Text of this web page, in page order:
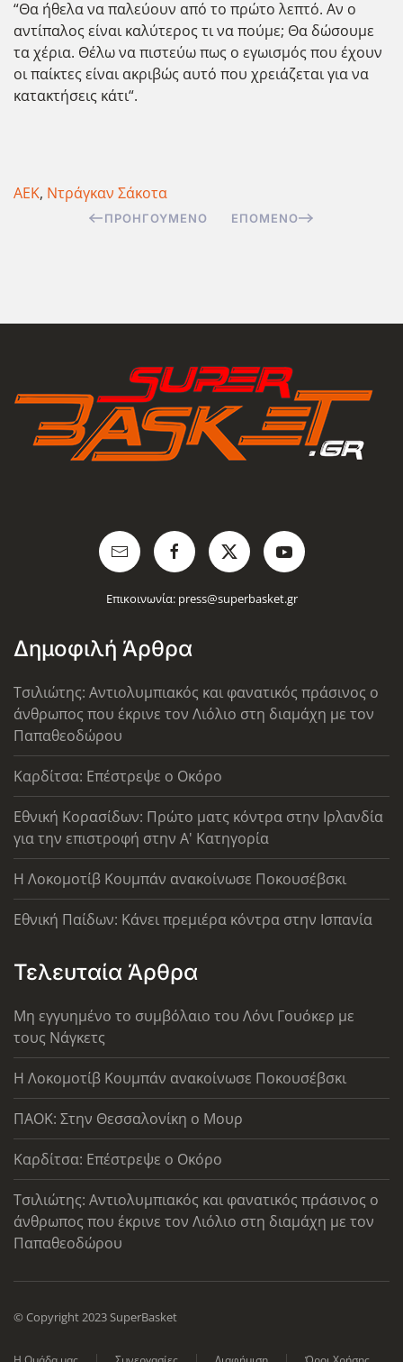
“Θα ήθελα να παλεύουν από το πρώτο λεπτό. Αν ο
αντίπαλος είναι καλύτερος τι να πούμε; Θα δώσουμε
τα χέρια. Θέλω να πιστεύω πως ο εγωισμός που έχουν
οι παίκτες είναι ακριβώς αυτό που χρειάζεται για να
κατακτήσεις κάτι“.
ΑΕΚ, Ντράγκαν Σάκοτα
ΠΡΟΗΓΟΎΜΕΝΟ ΕΠΌΜΕΝΟ
Επικοινωνία: press@superbasket.gr
Δημοφιλή Άρθρα
Τσιλιώτης: Αντιολυμπιακός και φανατικός πράσινος ο
άνθρωπος που έκρινε τον Λιόλιο στη διαμάχη με τον
Παπαθεοδώρου
Καρδίτσα: Επέστρεψε ο Οκόρο
Εθνική Κορασίδων: Πρώτο ματς κόντρα στην Ιρλανδία
για την επιστροφή στην Α' Κατηγορία
Η Λοκομοτίβ Κουμπάν ανακοίνωσε Ποκουσέβσκι
Εθνική Παίδων: Κάνει πρεμιέρα κόντρα στην Ισπανία
Τελευταία Άρθρα
Μη εγγυημένο το συμβόλαιο του Λόνι Γουόκερ με
τους Νάγκετς
Η Λοκομοτίβ Κουμπάν ανακοίνωσε Ποκουσέβσκι
ΠΑΟΚ: Στην Θεσσαλονίκη ο Μουρ
Καρδίτσα: Επέστρεψε ο Οκόρο
Τσιλιώτης: Αντιολυμπιακός και φανατικός πράσινος ο
άνθρωπος που έκρινε τον Λιόλιο στη διαμάχη με τον
Παπαθεοδώρου
© Copyright 2023 SuperBasket